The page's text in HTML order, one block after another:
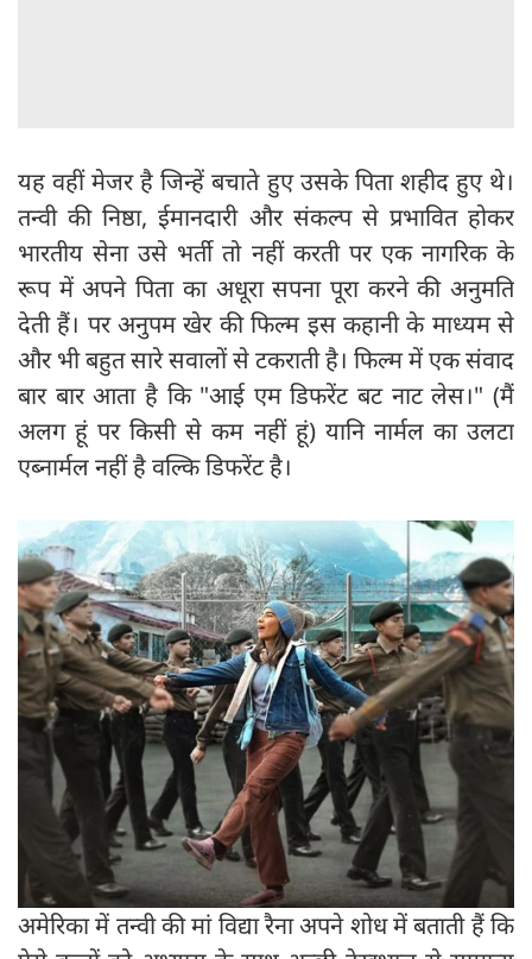
यह वहीं मेजर है जिन्हें बचाते हुए उसके पिता शहीद हुए थे।
तन्वी की निष्ठा, ईमानदारी और संकल्प से प्रभावित होकर
भारतीय सेना उसे भर्ती तो नहीं करती पर एक नागरिक के
रूप में अपने पिता का अधूरा सपना पूरा करने की अनुमति
देती हैं। पर अनुपम खेर की फिल्म इस कहानी के माध्यम से
और भी बहुत सारे सवालों से टकराती है। फिल्म में एक संवाद
बार बार आता है कि "आई एम डिफरेंट बट नाट लेस।" (मैं
अलग हूं पर किसी से कम नहीं हूं) यानि नार्मल का उलटा
एब्नार्मल नहीं है वल्कि डिफरेंट है।
अमेरिका में तन्वी की मां विद्या रैना अपने शोध में बताती हैं कि